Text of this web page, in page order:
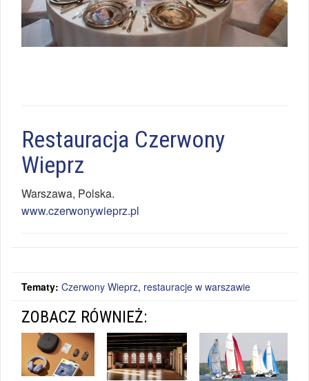
Restauracja Czerwony
Wieprz
Warszawa, Polska.
www.czerwonywieprz.pl
Tematy: Czerwony Wieprz, restauracje w warszawie
ZOBACZ RÓWNIEŻ: